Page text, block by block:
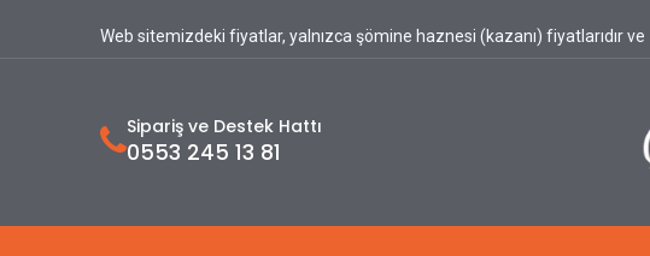
Web sitemizdeki fiyatlar, yalnızca şömine haznesi (kazanı) fiyatlarıdır ve
Sipariş ve Destek Hattı
0553 245 13 81